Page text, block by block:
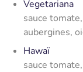
Vegetariana
sauce
aubergines,
Hawaï
sauce